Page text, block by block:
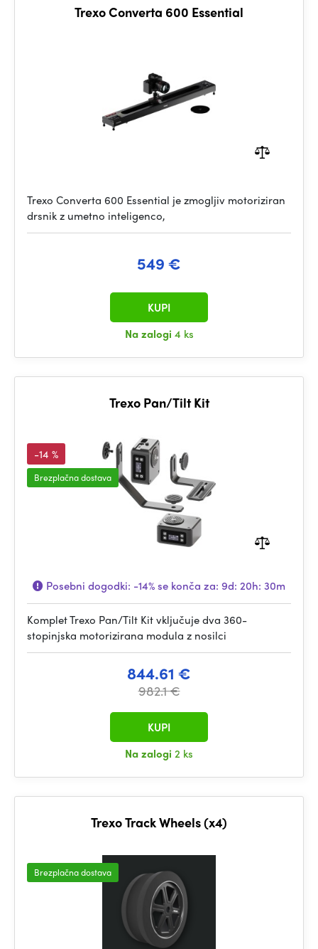
Trexo Converta 600 Essential
Trexo Converta 600 Essential je zmogljiv motoriziran
drsnik z umetno inteligenco,
549 €
Na zalogi 4 ks
KUPI
Trexo Pan/Tilt Kit
-14 %
Brezplačna dostava
Posebni dogodki: -14%se konča za: 9d: 20h: 30m
Komplet Trexo Pan/Tilt Kit vključuje dva 360-
stopinjska motorizirana modula z nosilci
844.61 €
982.1 €
Na zalogi 2 ks
KUPI
Trexo Track Wheels (x4)
Brezplačna dostava